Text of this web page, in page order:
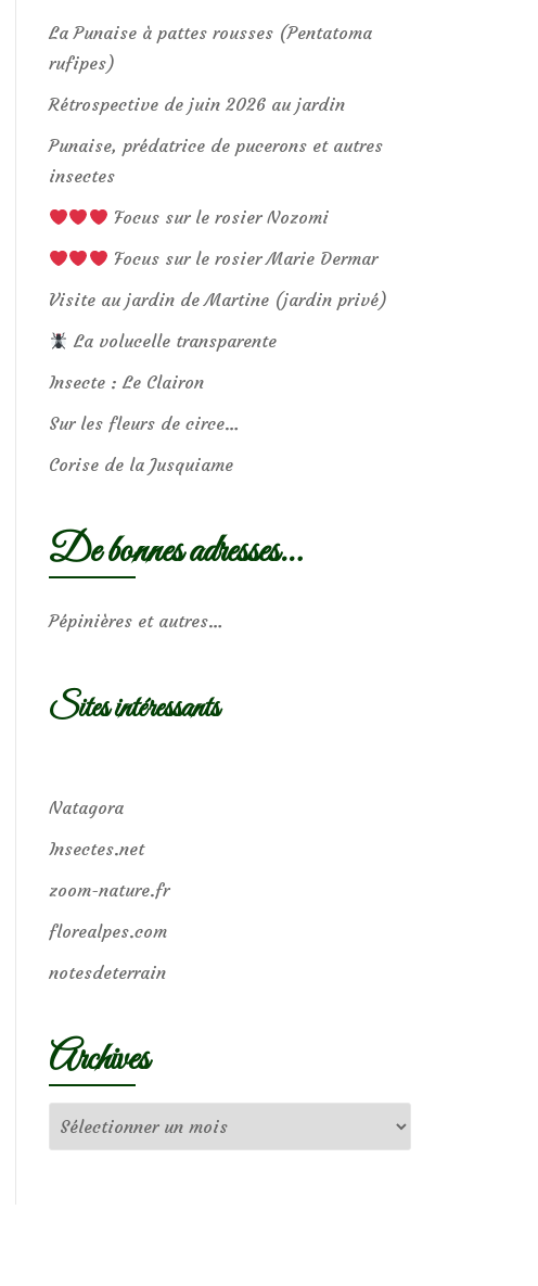
La Punaise à pattes rousses (Pentatoma
rufipes)
Rétrospective de juin 2026 au jardin
Punaise, prédatrice de pucerons et autres
insectes
Focus sur le rosier Nozomi
Focus sur le rosier Marie Dermar
Visite au jardin de Martine (jardin privé)
La volucelle transparente
Insecte : Le Clairon
Sur les fleurs de circe…
Corise de la Jusquiame
De bonnes adresses…
Pépinières et autres…
Sites intéressants
Natagora
Insectes.net
zoom-nature.fr
florealpes.com
notesdeterrain
Archives
Archives